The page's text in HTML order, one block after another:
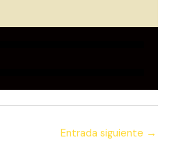
Entrada siguiente →